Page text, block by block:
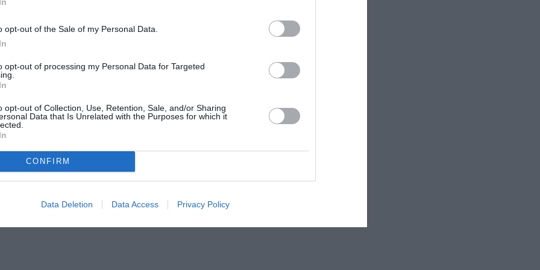
opt-out of the Sale of my Personal Data.
opt-out of processing my Personal Data for Targeted
opt-out of Collection, Use, Retention, Sale, and/or Sharing
Data that Is Unrelated with the Purposes for which it
CONFIRM
Data Deletion Data Access Privacy Policy
μια σκληρή δοκιμασία: Καλούνται να μετατρέψουν τη γη τους σε
τους. Όντας υποδουλωμένοι, δεν μπορούν παρά να υποταχθούν
πως η ανατροπή είναι κοντά…
Ελλάδας, ενάντια στην πατροπαράδοτη Ιστορία καταπίεσης “Live
µεταµοντέρνο πειραµατικό έργο, µε στοιχεία µπαρόκ
πραγµατικότητας. Αφιερωµένη στη µνήµη της ακτιβίστριας